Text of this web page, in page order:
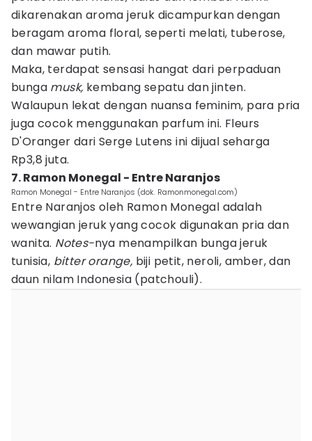
dikarenakan aroma jeruk dicampurkan dengan
beragam aroma floral, seperti melati, tuberose,
dan mawar putih.
Maka, terdapat sensasi hangat dari perpaduan
bunga musk, kembang sepatu dan jinten.
Walaupun lekat dengan nuansa feminim, para pria
juga cocok menggunakan parfum ini. Fleurs
D'Oranger dari Serge Lutens ini dijual seharga
Rp3,8 juta.
7. Ramon Monegal - Entre Naranjos
Ramon Monegal - Entre Naranjos (dok. Ramonmonegal.com)
Entre Naranjos oleh Ramon Monegal adalah
wewangian jeruk yang cocok digunakan pria dan
wanita. Notes-nya menampilkan bunga jeruk
tunisia, bitter orange, biji petit, neroli, amber, dan
daun nilam Indonesia (patchouli).